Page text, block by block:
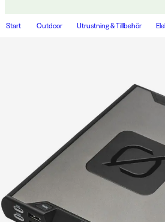
Start Outdoor Utrustning & Tillbehör